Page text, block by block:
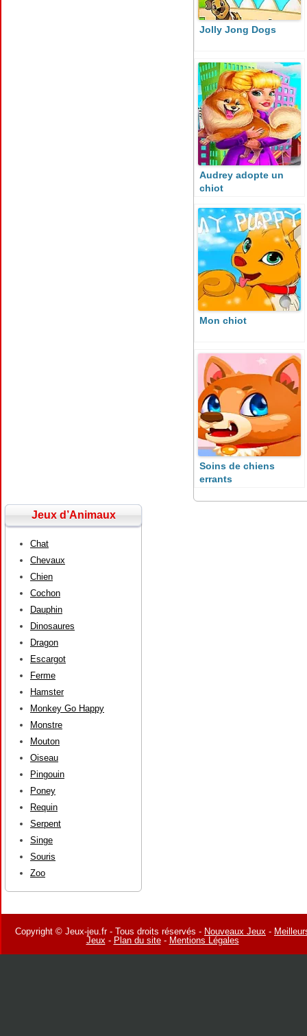
Jolly Jong Dogs
Audrey adopte un
chiot
Mon chiot
Soins de chiens
errants
Jeux d’Animaux
Chat
Chevaux
Chien
Cochon
Dauphin
Dinosaures
Dragon
Escargot
Ferme
Hamster
Monkey Go Happy
Monstre
Mouton
Oiseau
Pingouin
Poney
Requin
Serpent
Singe
Souris
Zoo
Copyright © Jeux-jeu.fr - Tous droits réservés - Nouveaux Jeux -
Jeux- Plan du site- Mentions Légales